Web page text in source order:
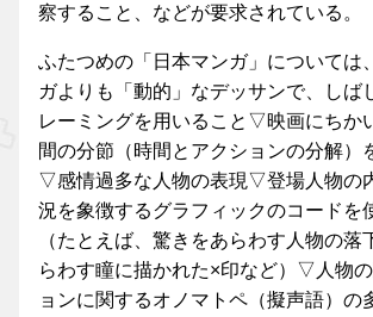
察すること、などが要求されている。
ふたつめの「日本マンガ」について
ガよりも「動的」なデッサンで、しば
レーミングを用いること▽映画にちか
間の分節（時間とアクションの分解）
▽感情過多な人物の表現▽登場人物の
況を象徴するグラフィックのコードを
（たとえば、驚きをあらわす人物の落
らわす瞳に描かれた×印など）▽人物
ョンに関するオノマトペ（擬声語）の